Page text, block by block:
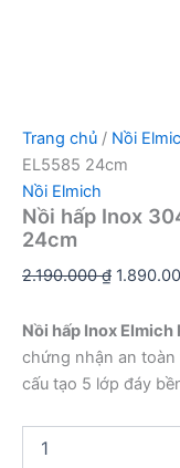
Trang chủ / Nồi
EL5585 24cm
Nồi Elmich
Nồi hấp Inox
24cm
2.190.000₫ Giá
là:
Nồi hấp Inox
chứng nhận an
cấu tạo 5 lớp đáy
hấp